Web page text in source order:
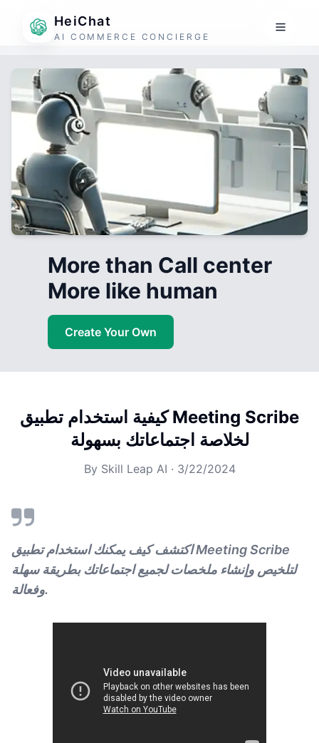
HeiChat
AI COMMERCE CONCIERGE
More than Call center
More like human
Create Your Own
كيفية استخدام تطبيق Meeting Scribe
لخلاصة اجتماعاتك بسهولة
By Skill Leap AI · 3/22/2024
اكتشف كيف يمكنك استخدام تطبيق Meeting Scribe
لتلخيص وإنشاء ملخصات لجميع اجتماعاتك بطريقة سهلة
وفعالة.